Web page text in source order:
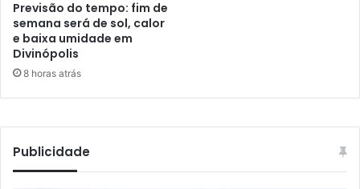
Previsão do tempo: fim de
semana será de sol, calor
e baixa umidade em
Divinópolis
8 horas atrás
Publicidade